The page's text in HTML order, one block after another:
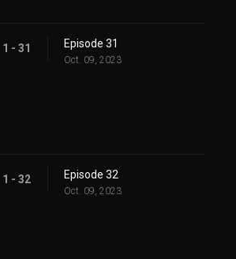
1 - 31 Episode 31
Oct. 09, 2023
1 - 32 Episode 32
Oct. 09, 2023